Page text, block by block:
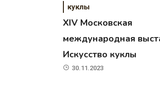
куклы
XIV Московская
международная
Искусство куклы
30.11.2023